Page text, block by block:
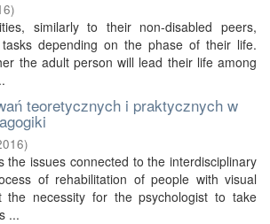
)
similarly to their non-disabled peers,
depending on the phase of their life.
the adult person will lead their life among
teoretycznych i praktycznych w
)
the issues connected to the interdisciplinary
of rehabilitation of people with visual
the necessity for the psychologist to take
...